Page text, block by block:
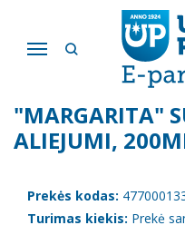
Navigacija
Kūno priežiūros
Kosmetinis pienelis
KOSMETINIS
"MARGARITA"
ALIEJUMI,
Prekės kodas:
Turimas kiekis: Prekė